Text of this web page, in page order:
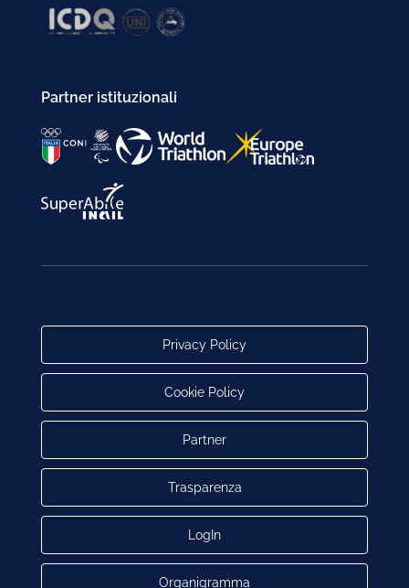
Partner istituzionali
Privacy Policy
Cookie Policy
Partner
Trasparenza
LogIn
Organigramma